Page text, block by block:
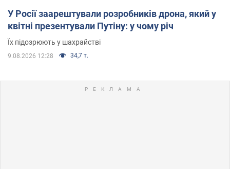
У Росії заарештували розробників дрона, який у
квітні презентували Путіну: у чому річ
Їх підозрюють у шахрайстві
9.08.2026 12:28 34,7 т.